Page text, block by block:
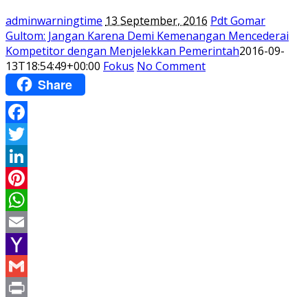
adminwarningtime 13 September, 2016 Pdt Gomar
Gultom: Jangan Karena Demi Kemenangan Mencederai
Kompetitor dengan Menjelekkan Pemerintah2016-09-
13T18:54:49+00:00 Fokus No Comment
Share
Facebook
Twitter
LinkedIn
Pinterest
WhatsApp
Email
Yahoo
Mail
Gmail